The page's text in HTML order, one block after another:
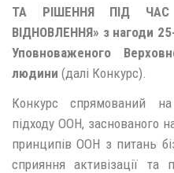
ТА РІШЕННЯ ПІД ЧАС
ВІДНОВЛЕННЯ» з нагоди 25-
Уповноваженого
людини (далі Конкурс).
Конкурс спрямований
підходу ООН, заснованого
принципів ООН з питань
сприяння активізації та